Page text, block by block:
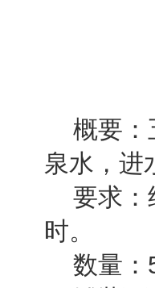
概要：
泉水，
要求：
时。
数量：